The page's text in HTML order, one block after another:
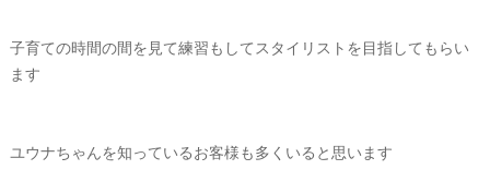
子育ての時間の間を見て練習もしてスタイリストを目指してもらい
ます
ユウナちゃんを知っているお客様も多くいると思います